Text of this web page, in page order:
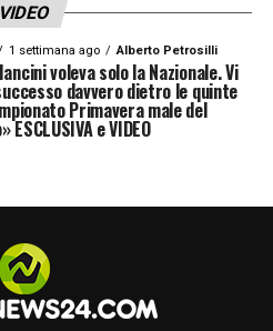
VIDEO
1 settimana ago Alberto Petrosilli
voleva solo la Nazionale. Vi
davvero dietro le quinte
Primavera male del
e VIDEO